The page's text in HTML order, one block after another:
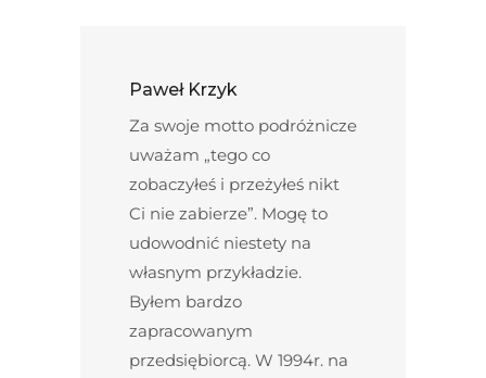
Paweł Krzyk
Za swoje motto podróżnicze
uważam „tego co
zobaczyłeś i przeżyłeś nikt
Ci nie zabierze”. Mogę to
udowodnić niestety na
własnym przykładzie.
Byłem bardzo
zapracowanym
przedsiębiorcą. W 1994r. na